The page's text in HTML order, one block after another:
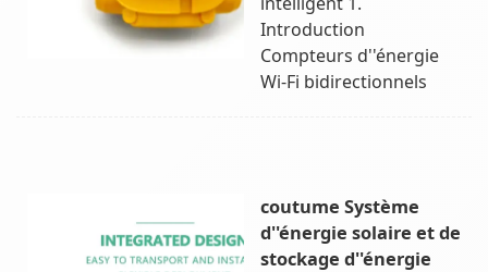
Introduction
Compteurs d''énergie
Wi-Fi bidirectionnels
coutume Système
d''énergie solaire et de
stockage d''énergie